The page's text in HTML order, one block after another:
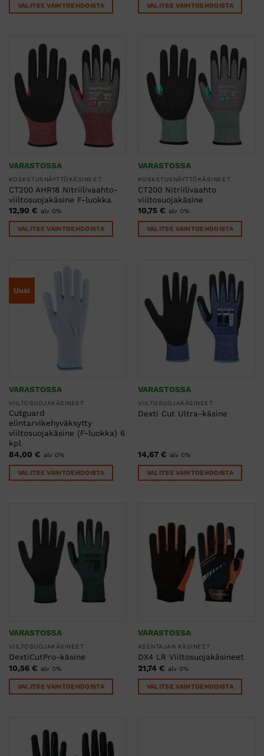
VALITSE VAIHTOEHDOISTA
useampi
Voit
tehdä
valinnat
tuotteen
sivulla.
VALITSE VAIHTOEHDOISTA
useampi
muunnelma.
Voit
tehdä
valinnat
tuotteen
VARASTOSSA
KOSKETUSNÄYTTÖKÄSINEET
CT200 AHR18 Nitriilivaahto-
viiltosuojakäsine F-luokka
12,90 € alv 0%
VALITSE VAIHTOEHDOISTA
useampi
muunnelma.
Voit
VARASTOSSA
KOSKETUSNÄYTTÖKÄSINEET
CT200 Nitriilivaahto
viiltosuojakäsine
10,75 € alv 0%
VALITSE VAIHTOEHDOISTA
useampi
muunnelma.
Voit
tehdä
valinnat
tuotteen
Uusi
VARASTOSSA
VIILTOSUOJAKÄSINEET
Cutguard
elintarvikehyväksytty
viiltosuojakäsine (F-luokka) 6
kpl
84,00 € alv 0%
VALITSE VAIHTOEHDOISTA
useampi
muunnelma.
Voit
tehdä
valinnat
tuotteen
sivulla.
VARASTOSSA
VIILTOSUOJAKÄSINEET
Dexti Cut Ultra-käsine
14,67 € alv 0%
VALITSE VAIHTOEHDOISTA
useampi
muunnelma.
Voit
tehdä
valinnat
tuotteen
sivulla.
VARASTOSSA
VIILTOSUOJAKÄSINEET
DextiCutPro-käsine
10,56 € alv 0%
VALITSE VAIHTOEHDOISTA
useampi
muunnelma.
VARASTOSSA
ASENTAJAN KÄSINEET
DX4 LR Viiltosuojakäsineet
21,74 € alv 0%
VALITSE VAIHTOEHDOISTA